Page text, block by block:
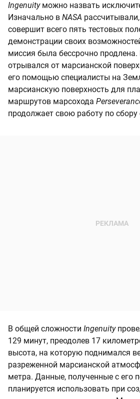
Ingenuity можно назвать
Изначально в NASA
совершит всего пять тестовых
демонстрации своих
миссия была бессрочно продлена.
отрывался от марсианской
его помощью специалисты на
марсианскую поверхность для
маршрутов марсохода
продолжает свою работу по сбору
В общей сложности Ingenuity
129 минут, преодолев 17
высота, на которую поднимался
разреженной марсианской
метра. Данные, полученные с его
планируется использовать при